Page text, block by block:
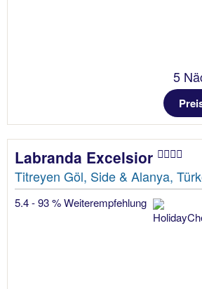
5
Labranda Excelsior
Titreyen Göl, Side & Alanya,
5.4 - 93 % Weiterempfehlung